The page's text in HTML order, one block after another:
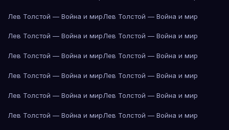
Лев Толстой — Война и мирЛев Толстой — Война и мир
Лев Толстой — Война и мирЛев Толстой — Война и мир
Лев Толстой — Война и мирЛев Толстой — Война и мир
Лев Толстой — Война и мирЛев Толстой — Война и мир
Лев Толстой — Война и мирЛев Толстой — Война и мир
Лев Толстой — Война и мирЛев Толстой — Война и мир